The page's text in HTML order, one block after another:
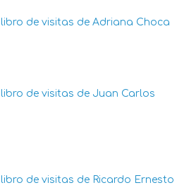
libro de visitas de Adriana Choca
libro de visitas de Juan Carlos
libro de visitas de Ricardo Ernesto